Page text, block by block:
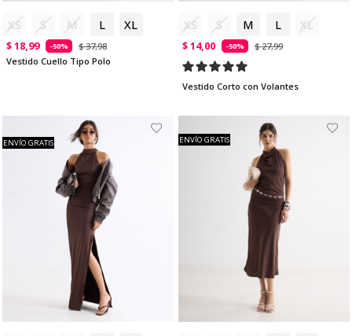
XS S M L XL
$ 18,99 -50%
$ 37,98
Vestido Cuello Tipo Polo
XS S M L XL
$ 14,00 -50% $ 27,99
Vestido Corto con Volantes
ENVÍO GRATIS ENVÍO GRATIS